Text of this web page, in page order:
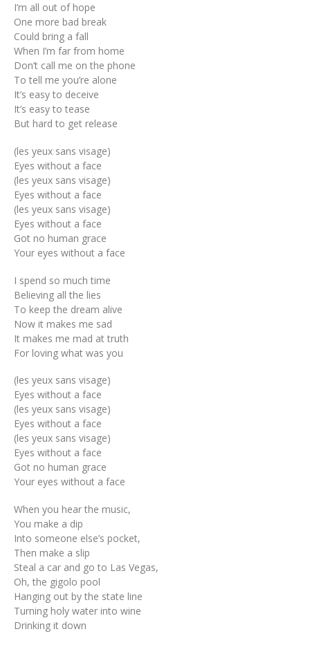
I’m all out of hope
One more bad break
Could bring a fall
When I’m far from home
Don’t call me on the phone
To tell me you’re alone
It’s easy to deceive
It’s easy to tease
But hard to get release
(les yeux sans visage)
Eyes without a face
(les yeux sans visage)
Eyes without a face
(les yeux sans visage)
Eyes without a face
Got no human grace
Your eyes without a face
I spend so much time
Believing all the lies
To keep the dream alive
Now it makes me sad
It makes me mad at truth
For loving what was you
(les yeux sans visage)
Eyes without a face
(les yeux sans visage)
Eyes without a face
(les yeux sans visage)
Eyes without a face
Got no human grace
Your eyes without a face
When you hear the music,
You make a dip
Into someone else’s pocket,
Then make a slip
Steal a car and go to Las Vegas,
Oh, the gigolo pool
Hanging out by the state line
Turning holy water into wine
Drinking it down